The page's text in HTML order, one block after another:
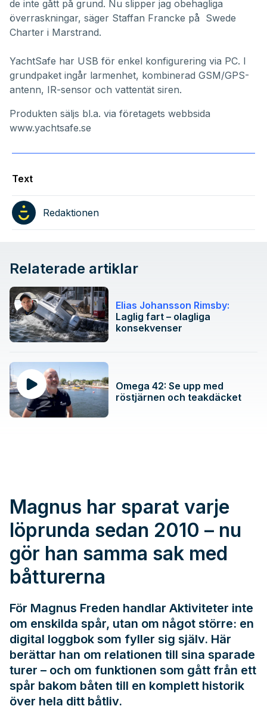
de inte gått på grund. Nu slipper jag obehagliga
överraskningar, säger Staffan Francke på Swede
Charter i Marstrand.
YachtSafe har USB för enkel konfigurering via PC. I
grundpaket ingår larmenhet, kombinerad GSM/GPS-
antenn, IR-sensor och vattentät siren.
Produkten säljs bl.a. via företagets webbsida
www.yachtsafe.se
Text
Redaktionen
Relaterade artiklar
Elias Johansson Rimsby:
Laglig fart – olagliga
konsekvenser
Omega 42: Se upp med
röstjärnen och teakdäcket
Magnus har sparat varje
löprunda sedan 2010 – nu
gör han samma sak med
båtturerna
För Magnus Freden handlar Aktiviteter inte
om enskilda spår, utan om något större: en
digital loggbok som fyller sig själv. Här
berättar han om relationen till sina sparade
turer – och om funktionen som gått från ett
spår bakom båten till en komplett historik
över hela ditt båtliv.